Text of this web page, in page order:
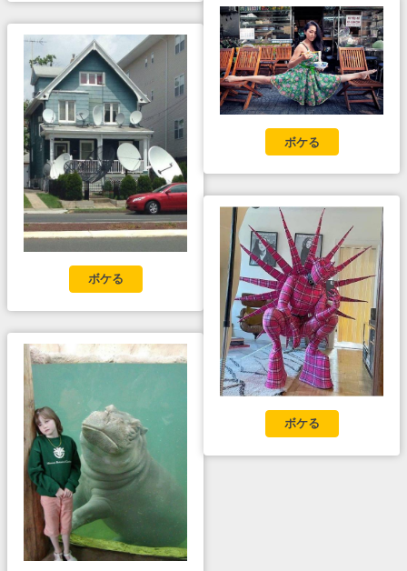
ボケる
ボケる
ボケる